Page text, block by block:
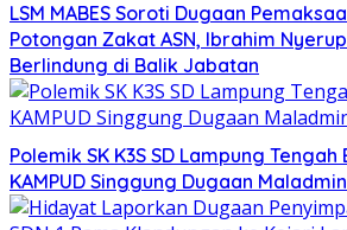
LSM MABES Soroti Dugaan
Potongan Zakat ASN, Ibrahim
Berlindung di Balik Jabatan
Polemik SK K3S SD Lampung Tengah
KAMPUD Singgung Dugaan